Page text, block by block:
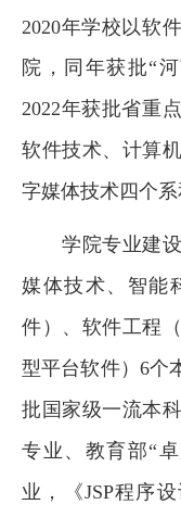
2020年学校以软
院，同年获批“
2022年获批省重
软件技术、计算
字媒体技术四个系
学院专业建
媒体技术、智能
件）、软件工程
型平台软件） 6个
批国家级一流本
专业、教育部“
业，《JSP程序